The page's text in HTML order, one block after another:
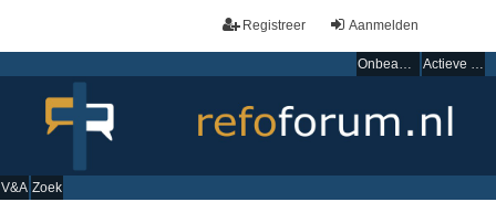
Aanmelden
Registreer
Onbeantwoorde onderwerpen Actieve onderwerpen
V&A Zoek